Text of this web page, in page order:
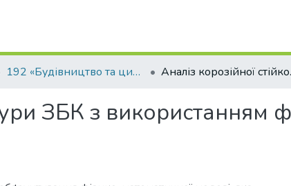
192 «Будівництво та цивільна інженерія» - Магістри 2025-2026 Аналіз
ЗБК з використанням